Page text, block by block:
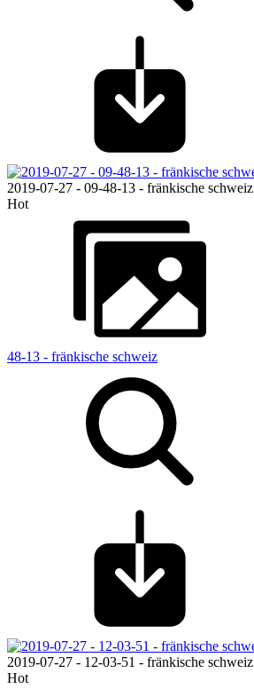
2019-07-27 - 09-48-13 - fränkische schweiz
Hot
48-13 - fränkische schweiz
2019-07-27 - 12-03-51 - fränkische schweiz
Hot